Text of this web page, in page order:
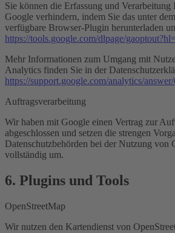
Sie können die Erfassung und Verarbeitung
Google verhindern, indem Sie das unter
verfügbare Browser-Plugin herunterladen
https://tools.google.com/dlpage/
Mehr Informationen zum Umgang mit
Analytics finden Sie in der
https://support.google.com/analytics/
Auftragsverarbeitung
Wir haben mit Google einen Vertrag zur
abgeschlossen und setzen die strengen
Datenschutzbehörden bei der Nutzung von
vollständig um.
6. Plugins und Tools
OpenStreetMap
Wir nutzen den Kartendienst von